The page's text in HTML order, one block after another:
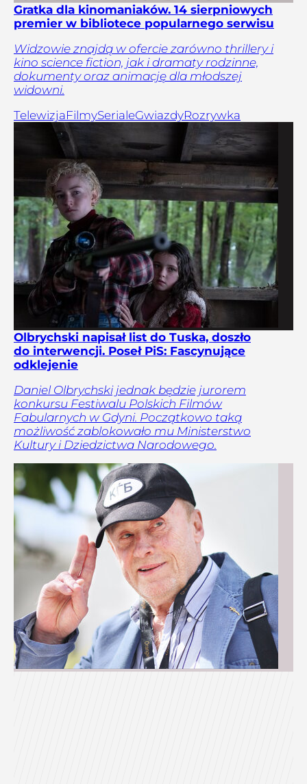
Gratka dla kinomaniaków. 14 sierpniowych
premier w bibliotece popularnego serwisu
Widzowie znajdą w ofercie zarówno thrillery i
kino science fiction, jak i dramaty rodzinne,
dokumenty oraz animację dla młodszej
widowni.
TelewizjaFilmySerialeGwiazdyRozrywka
Olbrychski napisał list do Tuska, doszło
do interwencji. Poseł PiS: Fascynujące
odklejenie
Daniel Olbrychski jednak będzie jurorem
konkursu Festiwalu Polskich Filmów
Fabularnych w Gdyni. Początkowo taką
możliwość zablokowało mu Ministerstwo
Kultury i Dziedzictwa Narodowego.